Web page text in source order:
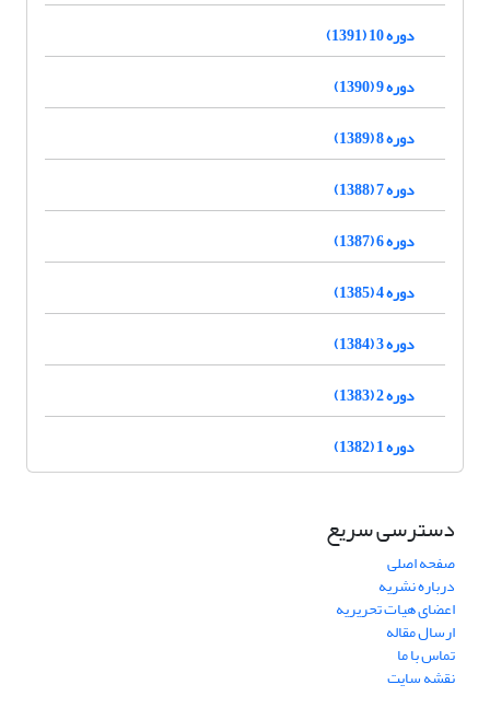
دوره 10 (1391)
دوره 9 (1390)
دوره 8 (1389)
دوره 7 (1388)
دوره 6 (1387)
دوره 4 (1385)
دوره 3 (1384)
دوره 2 (1383)
دوره 1 (1382)
دسترسی سریع
صفحه اصلی
درباره نشریه
اعضای هیات تحریریه
ارسال مقاله
تماس با ما
نقشه سایت